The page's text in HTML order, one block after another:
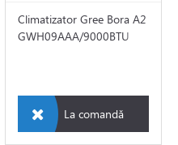
Climatizator Gree Bora A2
GWH09AAA/9000BTU
La comandă